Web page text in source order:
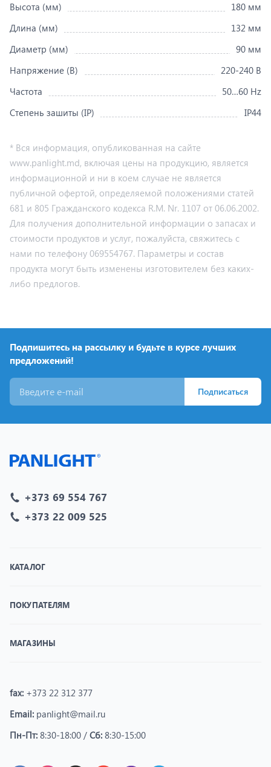
Высота (мм)
180 мм
Длина (мм)
132 мм
Диаметр (мм)
90 мм
Напряжение (В)
220-240 В
Частота
50…60 Hz
Степень зашиты (IP)
IP44
* Вся информация, опубликованная на сайте
www.panlight.md, включая цены на продукцию, является
информационной и ни в коем случае не является
публичной офертой, определяемой положениями статей
681 и 805 Гражданского кодекса R.M. Nr. 1107 от 06.06.2002.
Для получения дополнительной информации о запасах и
стоимости продуктов и услуг, пожалуйста, свяжитесь с
нами по телефону 069554767. Параметры и состав
продукта могут быть изменены изготовителем без каких-
либо предлогов.
Подпишитесь на рассылку и будьте в курсе лучших
предложений!
Подписаться
+373 69 554 767
+373 22 009 525
КАТАЛОГ
ПОКУПАТЕЛЯМ
МАГАЗИНЫ
fax: +373 22 312 377
Email: panlight@mail.ru
Пн-Пт: 8:30-18:00 / Сб: 8:30-15:00